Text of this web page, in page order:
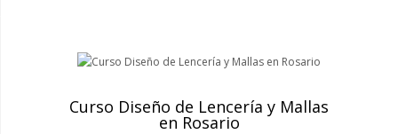
Curso Diseño de Lencería y Mallas
en Rosario